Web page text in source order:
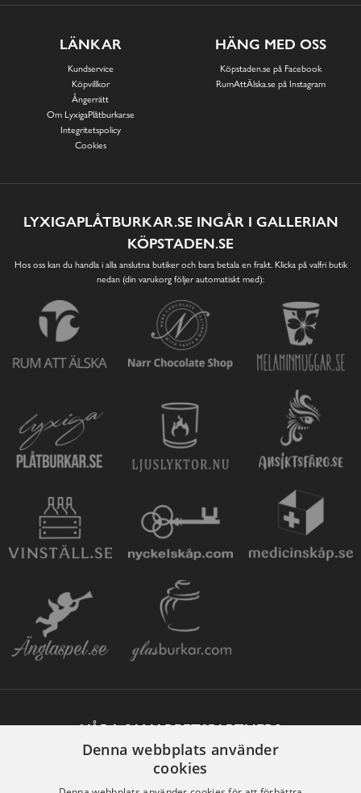
LÄNKAR
Kundservice
Köpvillkor
Ångerrätt
Om LyxigaPlåtburkar.se
Integritetspolicy
Cookies
HÄNG MED OSS
Köpstaden.se på Facebook
RumAttÄlska.se på Instagram
LYXIGAPLÅTBURKAR.SE INGÅR I GALLERIAN
KÖPSTADEN.SE
Hos oss kan du handla i alla anslutna butiker och bara betala en frakt. Klicka på valfri butik
nedan (din varukorg följer automatiskt med):
VÅRA SAMARBETSPARTNERS
Denna webbplats använder
cookies